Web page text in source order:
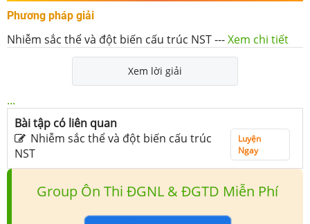
Phương pháp giải
Nhiễm sắc thể và đột biến cấu trúc NST---Xem chi tiết
Xem lời giải
...
Bài tập có liên quan
Nhiễm sắc thể và đột biến cấu trúc
NST
Luyện
Ngay
Group Ôn Thi ĐGNL & ĐGTD Miễn Phí